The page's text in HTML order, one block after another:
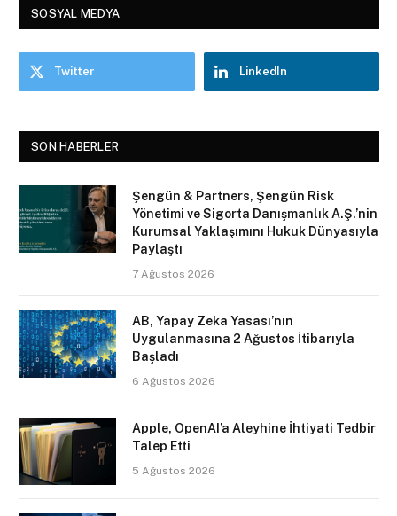
SOSYAL MEDYA
Twitter LinkedIn
SON HABERLER
Şengün & Partners, Şengün Risk
Yönetimi ve Sigorta Danışmanlık A.Ş.’nin
Kurumsal Yaklaşımını Hukuk Dünyasıyla
Paylaştı
7 Ağustos 2026
AB, Yapay Zeka Yasası’nın
Uygulanmasına 2 Ağustos İtibarıyla
Başladı
6 Ağustos 2026
Apple, OpenAI’a Aleyhine İhtiyati Tedbir
Talep Etti
5 Ağustos 2026